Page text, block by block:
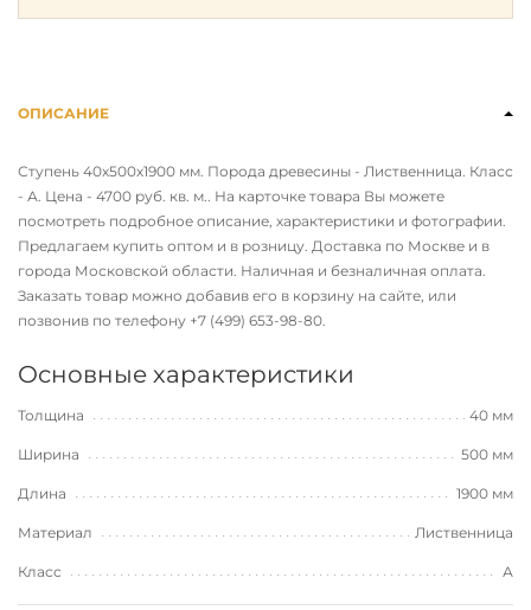
ОПИСАНИЕ
Ступень 40х500х1900 мм. Порода древесины - Лиственница. Класс
- А. Цена - 4700 руб. кв. м.. На карточке товара Вы можете
посмотреть подробное описание, характеристики и фотографии.
Предлагаем купить оптом и в розницу. Доставка по Москве и в
города Московской области. Наличная и безналичная оплата.
Заказать товар можно добавив его в корзину на сайте, или
позвонив по телефону +7 (499) 653-98-80.
Основные характеристики
Толщина 40 мм
Ширина 500 мм
Длина 1900 мм
Материал Лиственница
Класс А